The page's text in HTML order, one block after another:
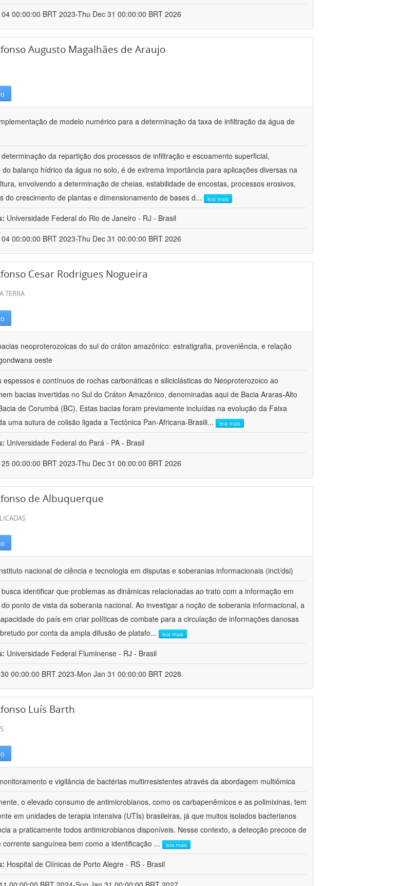
00:00:00 BRT 2023-Thu Dec 31 00:00:00 BRT 2026
Augusto Magalhães de Araujo
de modelo numérico para a determinação da taxa de infiltração da água de
da repartição dos processos de infiltração e escoamento superficial,
balanço hídrico da água no solo, é de extrema importância para aplicações diversas na
envolvendo a determinação de cheias, estabilidade de encostas, processos erosivos,
do crescimento de plantas e dimensionamento de bases d... leia mais
Universidade Federal do Rio de Janeiro - RJ - Brasil
00:00:00 BRT 2023-Thu Dec 31 00:00:00 BRT 2026
Cesar Rodrigues Nogueira
TERRA
neoproterozoicas do sul do cráton amazônico: estratigrafia, proveniência, e relação
oeste
espessos e contínuos de rochas carbonáticas e siliciclásticas do Neoproterozoico ao
bacias invertidas no Sul do Cráton Amazônico, denominadas aqui de Bacia Araras-Alto
de Corumbá (BC). Estas bacias foram previamente incluídas na evolução da Faixa
uma sutura de colisão ligada a Tectônica Pan-Africana-Brasili... leia mais
Universidade Federal do Pará - PA - Brasil
00:00:00 BRT 2023-Thu Dec 31 00:00:00 BRT 2026
de Albuquerque
nacional de ciência e tecnologia em disputas e soberanias informacionais (inct/dsi)
identificar que problemas as dinâmicas relacionadas ao trato com a informação em
ponto de vista da soberania nacional. Ao investigar a noção de soberania informacional, a
do país em criar políticas de combate para a circulação de informações danosas
por conta da ampla difusão de platafo... leia mais
Universidade Federal Fluminense - RJ - Brasil
00:00:00 BRT 2023-Mon Jan 31 00:00:00 BRT 2028
Luís Barth
e vigilância de bactérias multirresistentes através da abordagem multiômica
o elevado consumo de antimicrobianos, como os carbapenêmicos e as polimixinas, tem
em unidades de terapia intensiva (UTIs) brasileiras, já que muitos isolados bacterianos
a praticamente todos antimicrobianos disponíveis. Nesse contexto, a detecção precoce de
sanguínea bem como a identificação ... leia mais
Hospital de Clínicas de Porto Alegre - RS - Brasil